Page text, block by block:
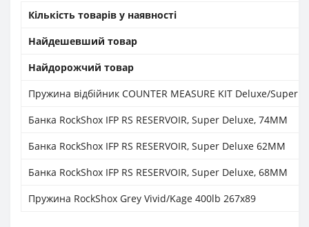
Кількість товарів у наявності
Найдешевший товар
Найдорожчий товар
Пружина відбійник COUNTER MEASURE KIT Deluxe/Super
Банка RockShox IFP RS RESERVOIR, Super Deluxe, 74MM
Банка RockShox IFP RS RESERVOIR, Super Deluxe 62MM
Банка RockShox IFP RS RESERVOIR, Super Deluxe, 68MM
Пружина RockShox Grey Vivid/Kage 400lb 267x89